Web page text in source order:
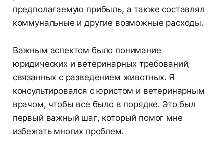
предполагаемую прибыль, а также составлял
коммунальные и другие возможные расходы.
Важным аспектом было понимание
юридических и ветеринарных требований,
связанных с разведением животных. Я
консультировался с юристом и ветеринарным
врачом, чтобы все было в порядке. Это был
первый важный шаг, который помог мне
избежать многих проблем.